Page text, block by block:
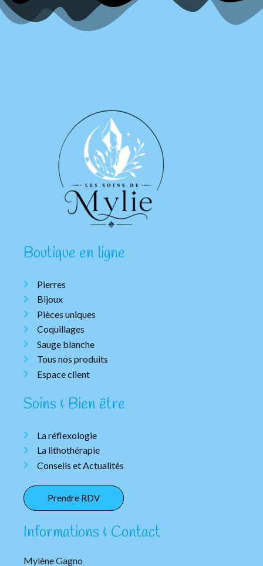
Boutique en ligne
Pierres
Bijoux
Pièces uniques
Coquillages
Sauge blanche
Tous nos produits
Espace client
Soins & Bien être
La réflexologie
La lithothérapie
Conseils et Actualités
Prendre RDV
Informations & Contact
Mylène Gagno